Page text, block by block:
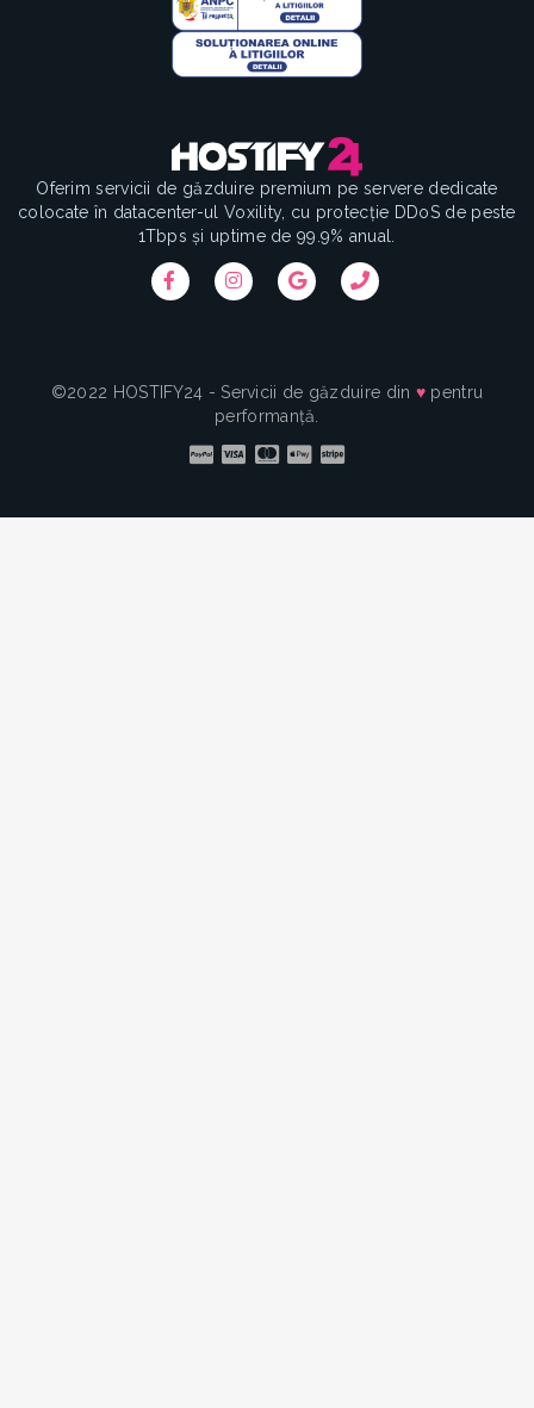
Oferim servicii de găzduire premium pe servere dedicate
colocate în datacenter-ul Voxility, cu protecție DDoS de peste
1Tbps și uptime de 99.9% anual.
©2022 HOSTIFY24 - Servicii de găzduire din ♥ pentru
performanță.